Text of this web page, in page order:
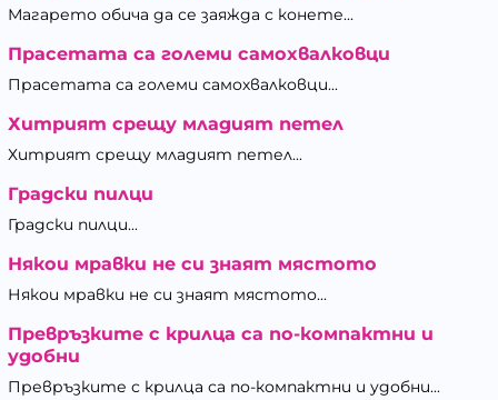
Магарето обича да се заяжда с конете...
Прасетата са големи самохвалковци
Прасетата са големи самохвалковци...
Хитрият срещу младият петел
Хитрият срещу младият петел...
Градски пилци
Градски пилци...
Някои мравки не си знаят мястото
Някои мравки не си знаят мястото...
Превръзките с крилца са по-компактни и
удобни
Превръзките с крилца са по-компактни и удобни...